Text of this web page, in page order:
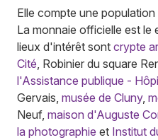
Elle compte une
La monnaie officielle est le
lieux d'intérêt sont crypte
Cité , Robinier du square
l'Assistance publique -
Gervais, musée de Cluny,
Neuf, maison d'Auguste
la photographie et Institut